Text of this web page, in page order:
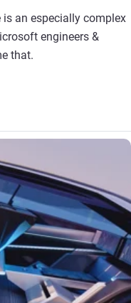
is an especially complex
engineers &
that.